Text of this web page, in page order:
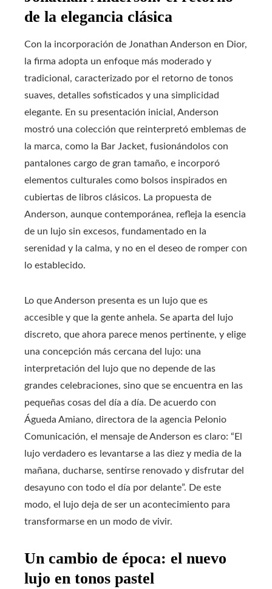
de la elegancia clásica
Con la incorporación de Jonathan Anderson en Dior,
la firma adopta un enfoque más moderado y
tradicional, caracterizado por el retorno de tonos
suaves, detalles sofisticados y una simplicidad
elegante. En su presentación inicial, Anderson
mostró una colección que reinterpretó emblemas de
la marca, como la Bar Jacket, fusionándolos con
pantalones cargo de gran tamaño, e incorporó
elementos culturales como bolsos inspirados en
cubiertas de libros clásicos. La propuesta de
Anderson, aunque contemporánea, refleja la esencia
de un lujo sin excesos, fundamentado en la
serenidad y la calma, y no en el deseo de romper con
lo establecido.
Lo que Anderson presenta es un lujo que es
accesible y que la gente anhela. Se aparta del lujo
discreto, que ahora parece menos pertinente, y elige
una concepción más cercana del lujo: una
interpretación del lujo que no depende de las
grandes celebraciones, sino que se encuentra en las
pequeñas cosas del día a día. De acuerdo con
Águeda Amiano, directora de la agencia Pelonio
Comunicación, el mensaje de Anderson es claro: “El
lujo verdadero es levantarse a las diez y media de la
mañana, ducharse, sentirse renovado y disfrutar del
desayuno con todo el día por delante”. De este
modo, el lujo deja de ser un acontecimiento para
transformarse en un modo de vivir.
Un cambio de época: el nuevo
lujo en tonos pastel